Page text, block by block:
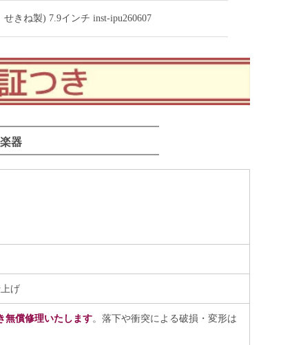
きね製) 7.9インチ inst-ipu260607
器
げ
無償修理いたします。落下や衝突による破損・変形は